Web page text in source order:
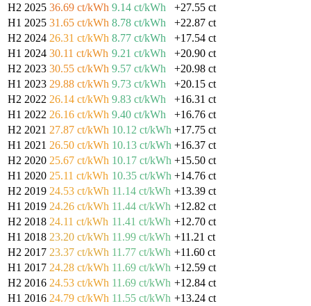
H2 2025 36.69 ct/kWh 9.14 ct/kWh
+27.55 ct
H1 2025 31.65 ct/kWh 8.78 ct/kWh
+22.87 ct
H2 2024 26.31 ct/kWh 8.77 ct/kWh
+17.54 ct
H1 2024 30.11 ct/kWh 9.21 ct/kWh
+20.90 ct
H2 2023 30.55 ct/kWh 9.57 ct/kWh
+20.98 ct
H1 2023 29.88 ct/kWh 9.73 ct/kWh
+20.15 ct
H2 2022 26.14 ct/kWh 9.83 ct/kWh
+16.31 ct
H1 2022 26.16 ct/kWh 9.40 ct/kWh
+16.76 ct
H2 2021 27.87 ct/kWh 10.12 ct/kWh +17.75 ct
H1 2021 26.50 ct/kWh 10.13 ct/kWh +16.37 ct
H2 2020 25.67 ct/kWh 10.17 ct/kWh +15.50 ct
H1 2020 25.11 ct/kWh 10.35 ct/kWh +14.76 ct
H2 2019 24.53 ct/kWh 11.14 ct/kWh +13.39 ct
H1 2019 24.26 ct/kWh 11.44 ct/kWh +12.82 ct
H2 2018 24.11 ct/kWh 11.41 ct/kWh +12.70 ct
H1 2018 23.20 ct/kWh 11.99 ct/kWh +11.21 ct
H2 2017 23.37 ct/kWh 11.77 ct/kWh +11.60 ct
H1 2017 24.28 ct/kWh 11.69 ct/kWh +12.59 ct
H2 2016 24.53 ct/kWh 11.69 ct/kWh +12.84 ct
H1 2016 24.79 ct/kWh 11.55 ct/kWh +13.24 ct